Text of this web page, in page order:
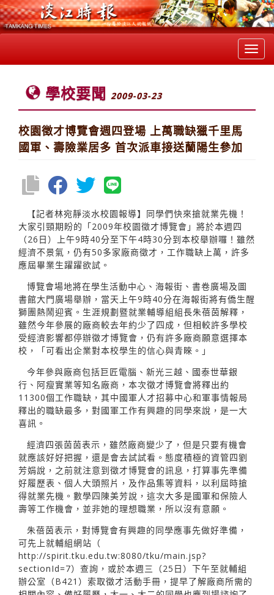
學校要聞 2009-03-23
校園徵才博覽會週四登場 上萬職缺獵千里馬
國軍、壽險業居多 首次派車接送蘭陽生參加
【記者林宛靜淡水校園報導】同學們快來搶就業先機！
大家引頸期盼的「2009年校園徵才博覽會」將於本週四
（26日）上午9時40分至下午4時30分到本校舉辦囉！雖然
經濟不景氣，仍有50多家廠商徵才，工作職缺上萬，許多
應屆畢業生躍躍欲試。
博覽會場地將在學生活動中心、海報街、書卷廣場及圖
書館大門廣場舉辦，當天上午9時40分在海報街將有僑生醒
獅團熱鬧迎賓。生涯規劃暨就業輔導組組長朱蓓茵解釋，
雖然今年參展的廠商較去年約少了四成，但相較許多學校
受經濟影響都停辦徵才博覽會，仍有許多廠商願意選擇本
校，「可看出企業對本校學生的信心與青睞。」
今年參與廠商包括巨匠電腦、新光三越、國泰世華銀
行、阿瘦實業等知名廠商，本次徵才博覽會將釋出約
11300個工作職缺，其中國軍人才招募中心和軍事情報局
釋出的職缺最多，對國軍工作有興趣的同學來說，是一大
喜訊。
經濟四張茵茵表示，雖然廠商變少了，但是只要有機會
就應該好好把握，還是會去試試看。態度積極的資管四劉
芳娟說，之前就注意到徵才博覽會的訊息，打算事先準備
好履歷表、個人大頭照片，及作品集等資料，以利屆時搶
得就業先機。數學四陳美芳說，這次大多是國軍和保險人
壽等工作機會，並非她的理想職業，所以沒有意願。
朱蓓茵表示，對博覽會有興趣的同學應事先做好準備，
可先上就輔組網站（
http://spirit.tku.edu.tw:8080/tku/main.jsp?
sectionId=7）查詢，或於本週三（25日）下午至就輔組
辦公室（B421）索取徵才活動手冊，提早了解廠商所需的